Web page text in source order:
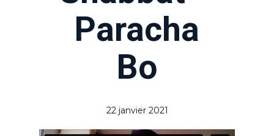
Paracha
Bo
22 janvier 2021